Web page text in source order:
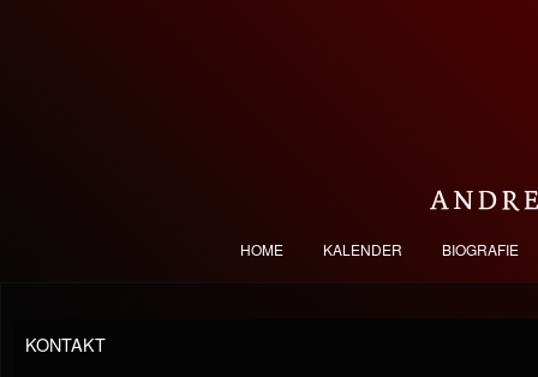
HOME KALENDER BIOGRAFIE
KONTAKT